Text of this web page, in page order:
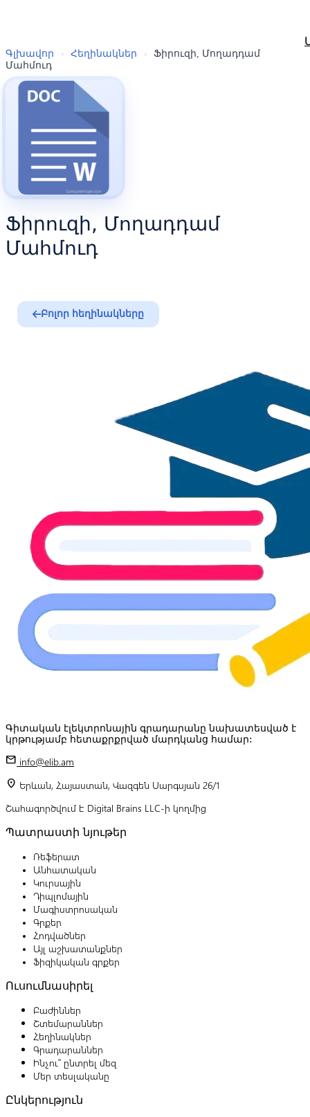
Գլխավոր › Հեղինակներ ›
Ֆիրուզի, Մողադդամ
Մահմուդ
Ֆիրուզի, Մողադդամ
Մահմուդ
Բոլոր հեղինակները
Գիտական էլեկտրոնային գրադարանը նախատեսված է
կրթությամբ հետաքրքրված մարդկանց համար:
mail info@elib.am
location_on Երևան, Հայաստան, Վազգեն Սարգսյան 26/1
Շահագործվում է Digital Brains LLC-ի կողմից
Պատրաստի նյութեր
Ռեֆերատ
Անհատական
Կուրսային
Դիպլոմային
Մագիստրոսական
Գրքեր
Հոդվածներ
Այլ աշխատանքներ
Ֆիզիկական գրքեր
Ուսումնասիրել
Բաժիններ
Շտեմարաններ
Հեղինակներ
Գրադարաններ
Ինչու՞ ընտրել մեզ
Մեր տեսլականը
Ընկերություն